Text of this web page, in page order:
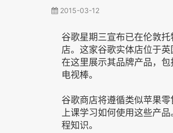
2015-03-12
谷歌星期三宣布已在伦敦
店。这家谷歌实体店位于
在这里展示其品牌产品，
电视棒。
谷歌商店将遵循类似苹果
上课学习如何使用这些产
程知识。